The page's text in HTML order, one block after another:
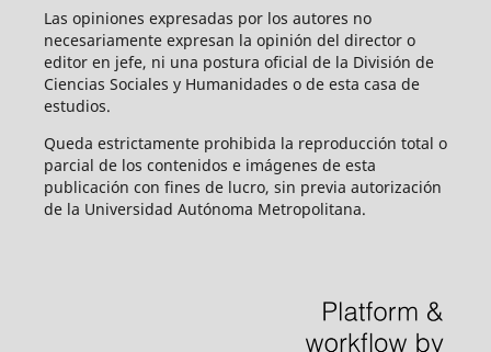
Las opiniones expresadas por los autores no
necesariamente expresan la opinión del director o
editor en jefe, ni una postura oficial de la División de
Ciencias Sociales y Humanidades o de esta casa de
estudios.
Queda estrictamente prohibida la reproducción total o
parcial de los contenidos e imágenes de esta
publicación con fines de lucro, sin previa autorización
de la Universidad Autónoma Metropolitana.